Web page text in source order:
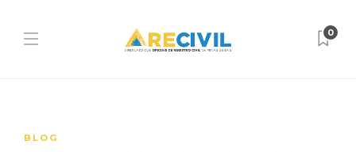
0
BLOG